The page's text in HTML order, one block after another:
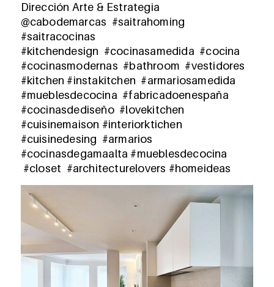
Dirección Arte & Estrategia
@cabodemarcas #saitrahoming
#saitracocinas
#kitchendesign #cocinasamedida #cocina
#cocinasmodernas #bathroom #vestidores
#kitchen #instakitchen #armariosamedida
#mueblesdecocina #fabricadoenespaña
#cocinasdediseño #lovekitchen
#cuisinemaison #interiorktichen
#cuisinedesing #armarios
#cocinasdegamaalta #mueblesdecocina
#closet #architecturelovers #homeideas